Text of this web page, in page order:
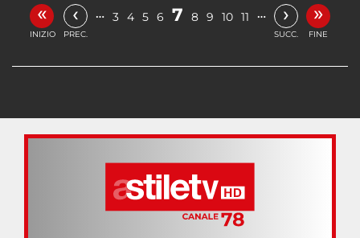
«
INIZIO
‹
PREC.
… 3 4 5 6 7 8 9 10 11 … ›
SUCC.
»
FINE